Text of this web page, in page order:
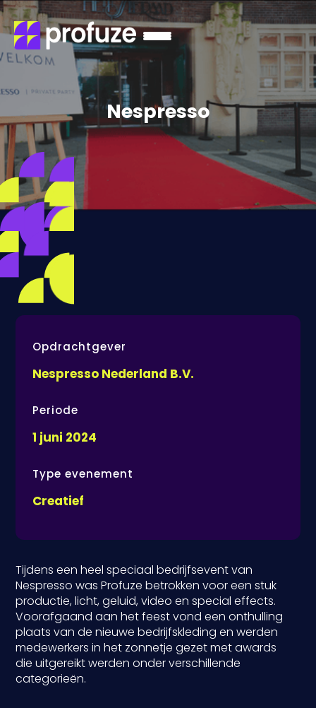
Nespresso
Opdrachtgever
Nespresso Nederland B.V.
Periode
1 juni 2024
Type evenement
Creatief
Tijdens een heel speciaal bedrijfsevent van
Nespresso was Profuze betrokken voor een stuk
productie, licht, geluid, video en special effects.
Voorafgaand aan het feest vond een onthulling
plaats van de nieuwe bedrijfskleding en werden
medewerkers in het zonnetje gezet met awards
die uitgereikt werden onder verschillende
categorieën.